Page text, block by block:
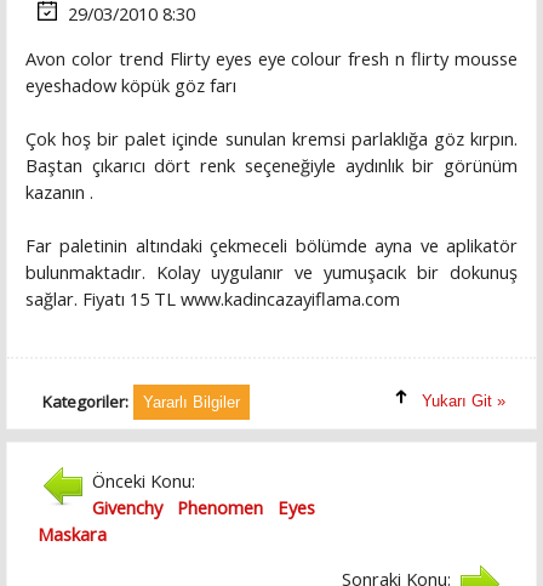
29/03/2010 8:30
Avon color trend Flirty eyes eye colour fresh n flirty mousse
eyeshadow köpük göz farı
Çok hoş bir palet içinde sunulan kremsi parlaklığa göz kırpın.
Baştan çıkarıcı dört renk seçeneğiyle aydınlık bir görünüm
kazanın .
Far paletinin altındaki çekmeceli bölümde ayna ve aplikatör
bulunmaktadır. Kolay uygulanır ve yumuşacık bir dokunuş
sağlar. Fiyatı 15 TL www.kadincazayiflama.com
Kategoriler: Yararlı Bilgiler Yukarı Git »
Önceki Konu:
Givenchy Phenomen Eyes
Maskara
Sonraki Konu: